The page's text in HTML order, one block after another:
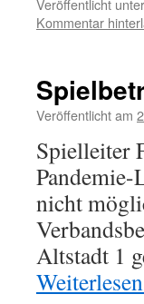
Veröffentlicht unter
Kommentar
Veröffentlicht am
Spielleiter
Pandemie-
nicht
Altstadt 1
Weiterlesen